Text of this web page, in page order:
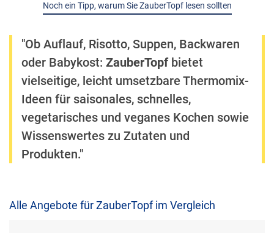
Noch ein Tipp, warum Sie ZauberTopf lesen sollten
"Ob Auflauf, Risotto, Suppen, Backwaren
oder Babykost: ZauberTopfbietet
vielseitige, leicht umsetzbare Thermomix-
Ideen für saisonales, schnelles,
vegetarisches und veganes Kochen sowie
Wissenswertes zu Zutaten und
Produkten."
Alle Angebote für ZauberTopf im Vergleich